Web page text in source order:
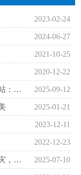
2023-02-24
2024-06-27
2021-10-25
2020-12-22
应对野外多变天气，风途便携式气象站：精准监测，即装即用 2025-09-12
2025-01-21
2023-12-11
2022-12-23
极端天气频发，气象预警系统防灾减灾，助力成功避险​ 2025-07-10